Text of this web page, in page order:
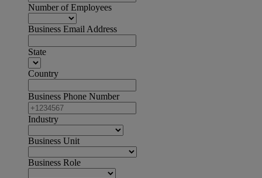
Number of Employees
Business Email Address
State
Country
Business Phone Number
Industry
Business Unit
Business Role